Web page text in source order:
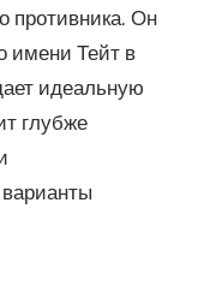
противника. Он
имени Тейт в
идеальную
глубже